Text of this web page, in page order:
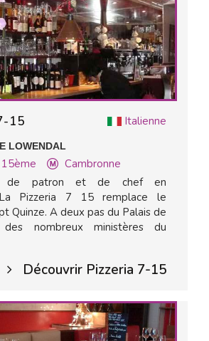
Italienne
15
LOWENDAL
15ème
Cambronne
de patron et de chef en
Pizzeria 7 15 remplace le
Quinze. A deux pas du Palais de
nombreux ministères du
Découvrir Pizzeria 7-15